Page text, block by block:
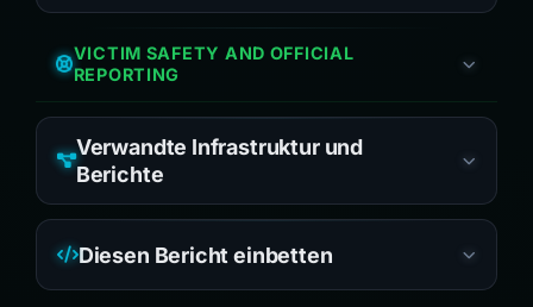
VICTIM SAFETY AND OFFICIAL
REPORTING
Verwandte Infrastruktur und
Berichte
Diesen Bericht einbetten